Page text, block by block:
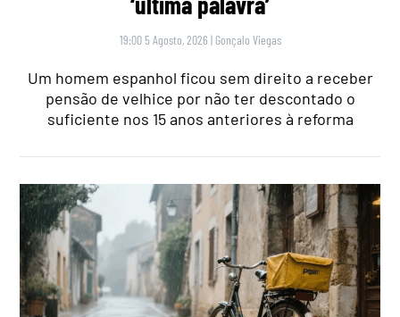
19:00 5 Agosto, 2026 | Gonçalo Viegas
Um homem espanhol ficou sem direito a receber
pensão de velhice por não ter descontado o
suficiente nos 15 anos anteriores à reforma